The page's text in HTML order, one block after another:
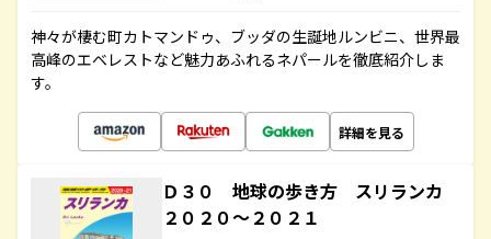
神々が棲む町カトマンドゥ、ブッダの生誕地ルンビニ、世界最
高峰のエベレストなど魅力あふれるネパールを徹底紹介しま
す。
詳細を見る
Ｄ３０ 地球の歩き方 スリランカ
２０２０～２０２１